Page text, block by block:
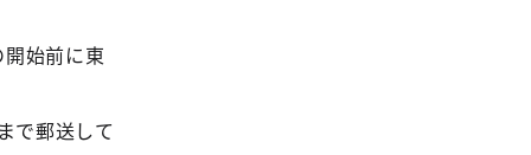
始前に東
で郵送して